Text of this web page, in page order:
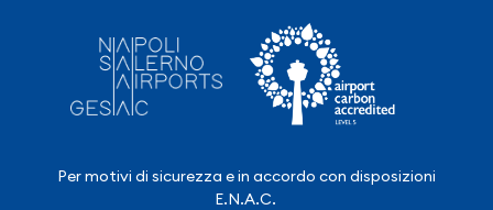
Per motivi di sicurezza e in accordo con disposizioni
E.N.A.C.